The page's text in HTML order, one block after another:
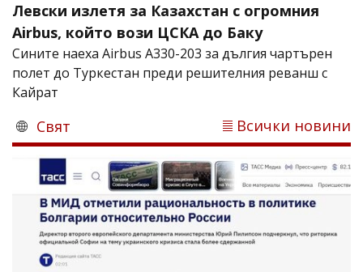
Левски излетя за Казахстан с огромния
Airbus, който вози ЦСКА до Баку
Сините наеха Airbus A330-203 за дългия чартърен
полет до Туркестан преди решителния реванш с
Кайрат
Свят Всички новини